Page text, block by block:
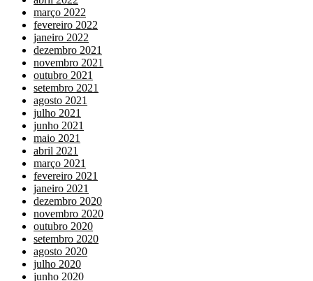
março 2022
fevereiro 2022
janeiro 2022
dezembro 2021
novembro 2021
outubro 2021
setembro 2021
agosto 2021
julho 2021
junho 2021
maio 2021
abril 2021
março 2021
fevereiro 2021
janeiro 2021
dezembro 2020
novembro 2020
outubro 2020
setembro 2020
agosto 2020
julho 2020
junho 2020